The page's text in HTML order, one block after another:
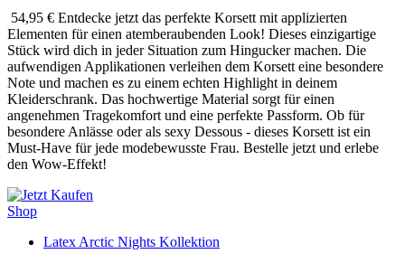
54,95 € Entdecke jetzt das perfekte Korsett mit applizierten
Elementen für einen atemberaubenden Look! Dieses einzigartige
Stück wird dich in jeder Situation zum Hingucker machen. Die
aufwendigen Applikationen verleihen dem Korsett eine besondere
Note und machen es zu einem echten Highlight in deinem
Kleiderschrank. Das hochwertige Material sorgt für einen
angenehmen Tragekomfort und eine perfekte Passform. Ob für
besondere Anlässe oder als sexy Dessous - dieses Korsett ist ein
Must-Have für jede modebewusste Frau. Bestelle jetzt und erlebe
den Wow-Effekt!
Shop
Latex Arctic Nights Kollektion